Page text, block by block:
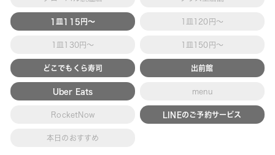
1皿115円～ 1皿120円～
1皿130円～ 1皿150円～
どこでもくら寿司 出前館
Uber Eats menu
RocketNow LINEのご予約サービス
本日のおすすめ